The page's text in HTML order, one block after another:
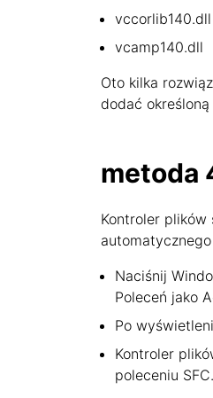
vccorlib140.dll
vcamp140.dll
Oto kilka
dodać
metoda
Kontroler plików
Naciśnij
Poleceń jako
Po
Kontroler
poleceniu SFC.